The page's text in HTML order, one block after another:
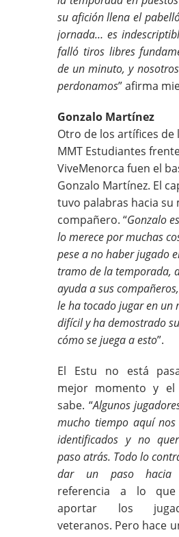
su afición llena el
jornada… es
falló tiros libres
de un minuto, y
perdonamos” afirma
Gonzalo Martínez
Otro de los artífices de
MMT Estudiantes
ViveMenorca fuen el
Gonzalo Martínez. El
tuvo palabras hacia su
compañero. “Gonzalo
lo merece por muchas
pese a no haber jugado
tramo de la temporada,
ayuda a sus
le ha tocado jugar en un
difícil y ha demostrado
cómo se juega a esto”.
El Estu no está
mejor momento y el
sabe. “Algunos
mucho tiempo aquí
identificados y no
paso atrás. Todo lo
dar un paso hacia
referencia a lo
aportar los
veteranos. Pero hace